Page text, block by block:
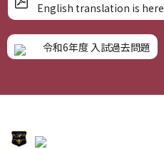
English translation is here
令和6年度 入試過去問題